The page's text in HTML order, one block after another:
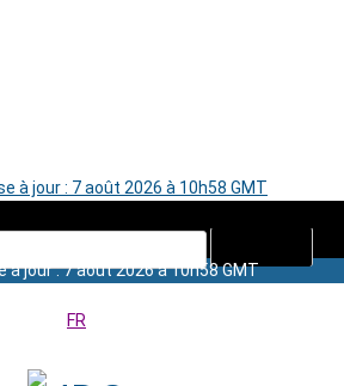
à jour : 7 août 2026 à 10h58 GMT
à jour : 7 août 2026 à 10h58 GMT
FR